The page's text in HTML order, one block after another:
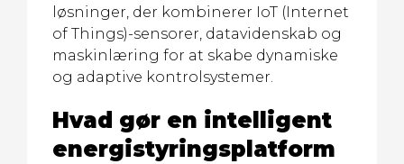
løsninger, der kombinerer IoT (Internet
of Things)-sensorer, datavidenskab og
maskinlæring for at skabe dynamiske
og adaptive kontrolsystemer.
Hvad gør en intelligent
energistyringsplatform